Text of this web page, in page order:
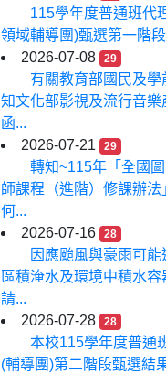
115學年度普通班代
領域輔導團)甄選第一階
2026-07-08
29
有關教育部國民及學
知文化部影視及流行音樂
函...
2026-07-21
29
轉知~115年「全國
師課程（進階）修課辦法
何...
2026-07-16
28
因應颱風與豪雨可
區積淹水及環境中積水容
請...
2026-07-28
28
本校115學年度普通
(輔導團)第二階段甄選結